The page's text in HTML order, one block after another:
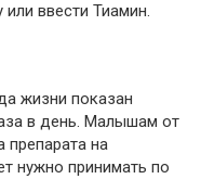
ввести Тиамин.
жизни показан
в день. Малышам от
препарата на
нужно принимать по